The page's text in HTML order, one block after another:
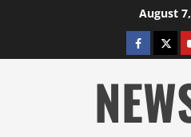
August
facebook